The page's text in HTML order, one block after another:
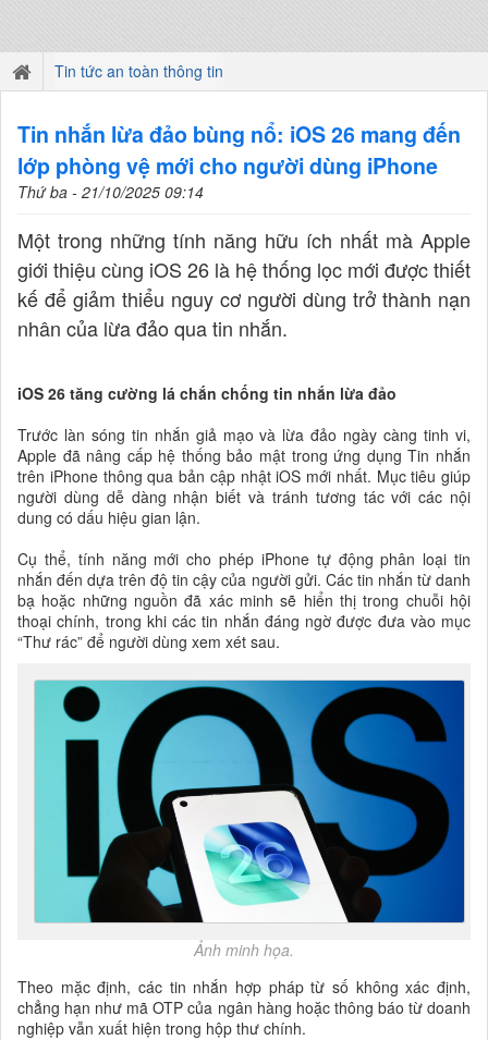
Tin tức an toàn thông tin
Tin nhắn lừa đảo bùng nổ: iOS 26 mang đến
lớp phòng vệ mới cho người dùng iPhone
Thứ ba - 21/10/2025 09:14
Một trong những tính năng hữu ích nhất mà Apple
giới thiệu cùng iOS 26 là hệ thống lọc mới được thiết
kế để giảm thiểu nguy cơ người dùng trở thành nạn
nhân của lừa đảo qua tin nhắn.
iOS 26 tăng cường lá chắn chống tin nhắn lừa đảo
Trước làn sóng tin nhắn giả mạo và lừa đảo ngày càng tinh vi,
Apple đã nâng cấp hệ thống bảo mật trong ứng dụng Tin nhắn
trên iPhone thông qua bản cập nhật iOS mới nhất. Mục tiêu giúp
người dùng dễ dàng nhận biết và tránh tương tác với các nội
dung có dấu hiệu gian lận.
Cụ thể, tính năng mới cho phép iPhone tự động phân loại tin
nhắn đến dựa trên độ tin cậy của người gửi. Các tin nhắn từ danh
bạ hoặc những nguồn đã xác minh sẽ hiển thị trong chuỗi hội
thoại chính, trong khi các tin nhắn đáng ngờ được đưa vào mục
“Thư rác” để người dùng xem xét sau.
Ảnh minh họa.
Theo mặc định, các tin nhắn hợp pháp từ số không xác định,
chẳng hạn như mã OTP của ngân hàng hoặc thông báo từ doanh
nghiệp vẫn xuất hiện trong hộp thư chính.